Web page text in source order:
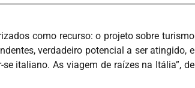
como recurso: o projeto sobre turismo
verdadeiro potencial a ser atingido, e
italiano. As viagem de raízes na Itália”, de